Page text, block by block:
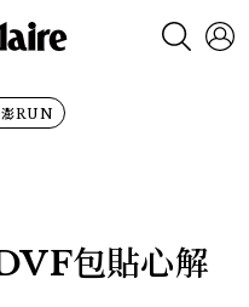
RUN
包貼心解